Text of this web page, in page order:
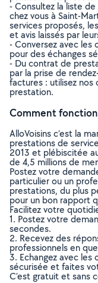
- Consultez la liste
chez vous à Saint-
services proposés,
et avis laissés par
- Conversez avec les
pour des échanges
- Du contrat de
par la prise de
factures : utilisez
prestation.
Comment
AlloVoisins c’est la
prestations de
2013 et plébiscitée
de 4,5 millions de
Postez votre
particulier ou un
prestations, du plus
pour un bon rapport
Facilitez votre
1. Postez votre
secondes.
2. Recevez des
professionnels en
3. Echangez avec
sécurisée et faites
C’est gratuit et sans